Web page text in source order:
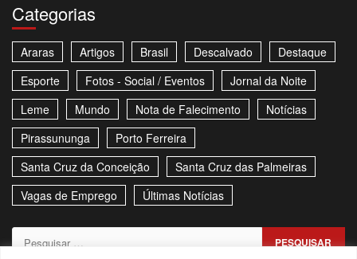
Categorias
Araras Artigos Brasil Descalvado
Destaque
Esporte
Fotos - Social / Eventos
Jornal da Noite
Leme
Mundo Nota de Falecimento
Notícias
Pirassununga
Porto Ferreira
Santa Cruz da Conceição
Santa Cruz das Palmeiras
Vagas de Emprego
Últimas Notícias
Pesquisar